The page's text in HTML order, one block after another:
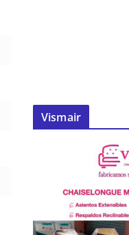
Vismair